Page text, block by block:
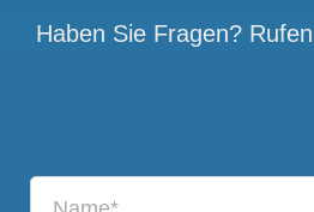
Haben Sie Fragen?